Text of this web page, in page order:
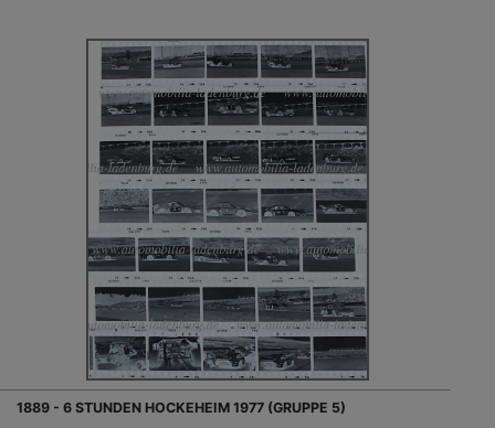
1889 - 6 STUNDEN HOCKEHEIM 1977 (GRUPPE 5)